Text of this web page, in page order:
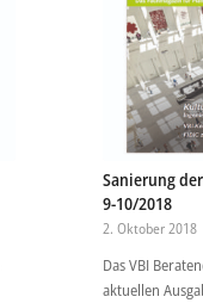
Sanierung
9-10/2018
2. Oktober 2018
Das VBI
aktuellen